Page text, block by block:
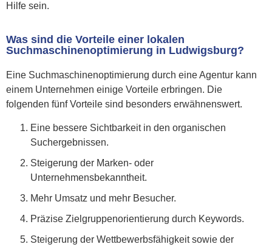
Hilfe sein.
Was sind die Vorteile einer lokalen
Suchmaschinenoptimierung in Ludwigsburg?
Eine Suchmaschinenoptimierung durch eine Agentur kann
einem Unternehmen einige Vorteile erbringen. Die
folgenden fünf Vorteile sind besonders erwähnenswert.
Eine bessere Sichtbarkeit in den organischen
Suchergebnissen.
Steigerung der Marken- oder
Unternehmensbekanntheit.
Mehr Umsatz und mehr Besucher.
Präzise Zielgruppenorientierung durch Keywords.
Steigerung der Wettbewerbsfähigkeit sowie der